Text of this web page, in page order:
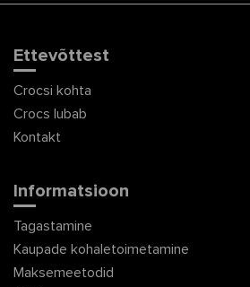
Ettevõttest
Crocsi kohta
Crocs lubab
Kontakt
Informatsioon
Tagastamine
Kaupade kohaletoimetamine
Maksemeetodid